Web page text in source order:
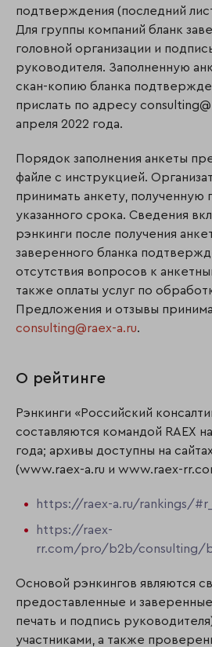
подтверждения (последний
Для группы компаний бланк
головной организации и
руководителя. Заполненную
скан-копию бланка
прислать по адресу
апреля 2022 года.
Порядок заполнения анкеты
файле с инструкцией.
принимать анкету, полученную
указанного срока. Сведения
рэнкинги после получения
заверенного бланка
отсутствия вопросов к
также оплаты услуг по
Предложения и отзывы
consulting@raex-a.ru.
О рейтинге
Рэнкинги «Российский
составляются командой RAEX
года; архивы доступны на
(www.raex-a.ru и www.raex-
https://raex-a.ru/rankings/
https://raex-
rr.com/pro/b2b/consulting/
Основой рэнкингов являются
предоставленные и
печать и подпись
участниками, а также